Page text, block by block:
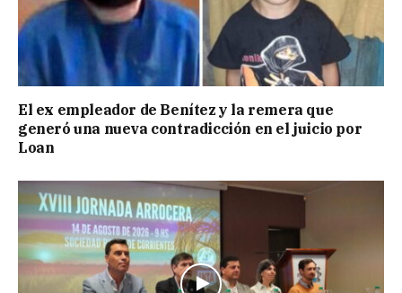
El ex empleador de Benítez y la remera que
generó una nueva contradicción en el juicio por
Loan